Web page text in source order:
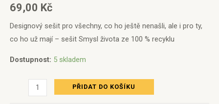
69,00 Kč
Designový sešit pro všechny, co ho ještě nenašli, ale i pro ty,
co ho už mají – sešit Smysl života ze 100 % recyklu
Dostupnost: 5 skladem
PŘIDAT DO KOŠÍKU